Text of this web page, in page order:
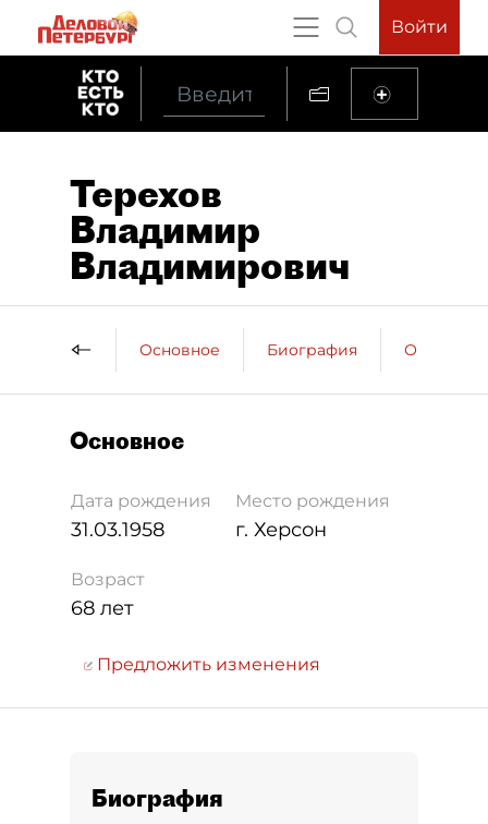
Войти
Терехов
Владимир
Владимирович
Основное Биография
Основное
Дата рождения
31.03.1958
Место рождения
г. Херсон
Возраст
68 лет
Предложить изменения
Биография